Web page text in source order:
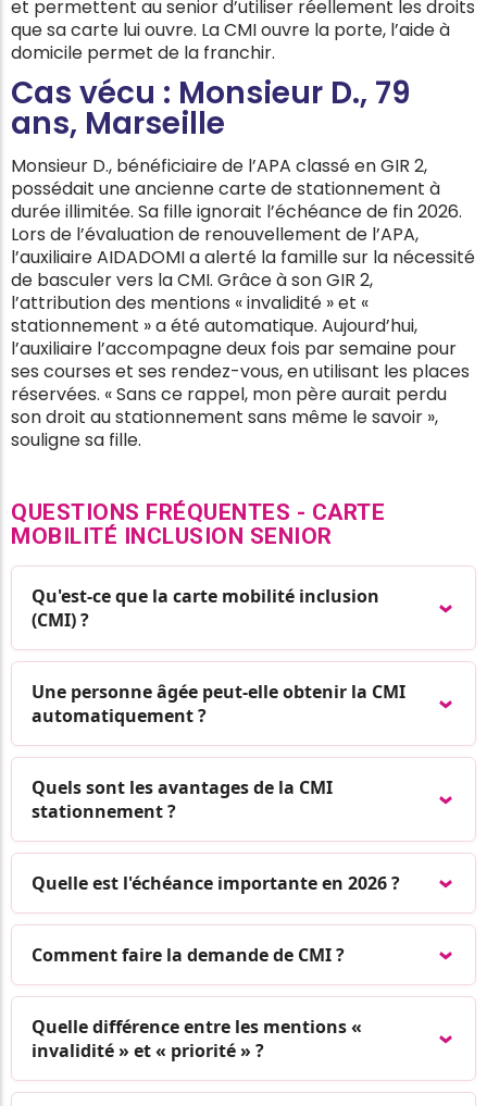
et permettent au senior d’utiliser réellement les droits
que sa carte lui ouvre. La CMI ouvre la porte, l’aide à
domicile permet de la franchir.
Cas vécu : Monsieur D., 79
ans, Marseille
Monsieur D., bénéficiaire de l’APA classé en GIR 2,
possédait une ancienne carte de stationnement à
durée illimitée. Sa fille ignorait l’échéance de fin 2026.
Lors de l’évaluation de renouvellement de l’APA,
l’auxiliaire AIDADOMI a alerté la famille sur la nécessité
de basculer vers la CMI. Grâce à son GIR 2,
l’attribution des mentions « invalidité » et «
stationnement » a été automatique. Aujourd’hui,
l’auxiliaire l’accompagne deux fois par semaine pour
ses courses et ses rendez-vous, en utilisant les places
réservées. « Sans ce rappel, mon père aurait perdu
son droit au stationnement sans même le savoir »,
souligne sa fille.
QUESTIONS FRÉQUENTES - CARTE
MOBILITÉ INCLUSION SENIOR
Qu'est-ce que la carte mobilité inclusion
(CMI) ?
Une personne âgée peut-elle obtenir la CMI
automatiquement ?
Quels sont les avantages de la CMI
stationnement ?
Quelle est l'échéance importante en 2026 ?
Comment faire la demande de CMI ?
Quelle différence entre les mentions «
invalidité » et « priorité » ?